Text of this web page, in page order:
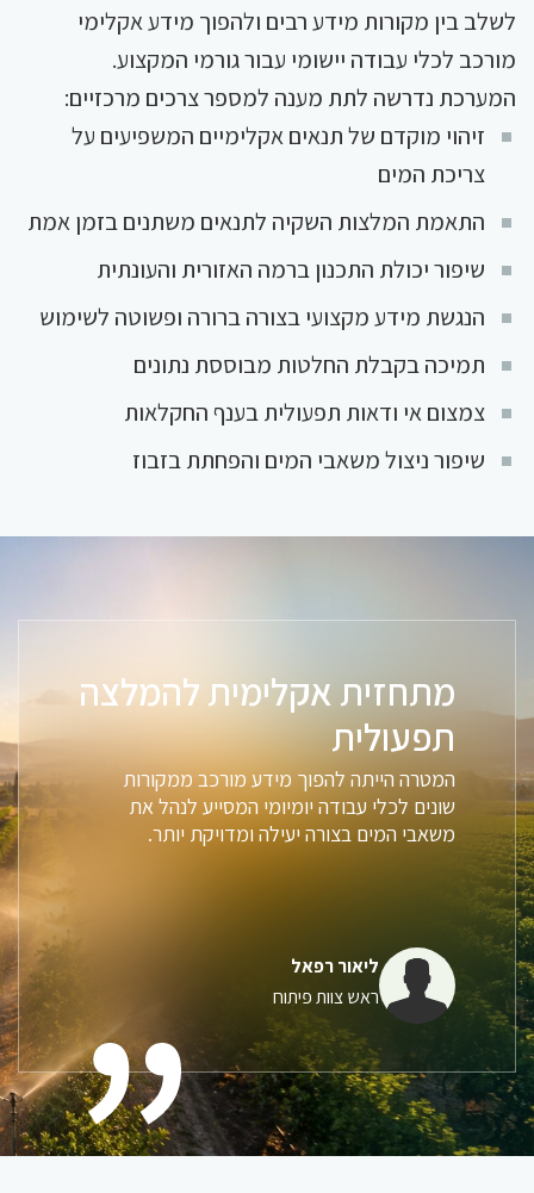
לשלב בין מקורות מידע רבים ולהפוך מידע אקלימי
מורכב לכלי עבודה יישומי עבור גורמי המקצוע.
המערכת נדרשה לתת מענה למספר צרכים מרכזיים:
זיהוי מוקדם של תנאים אקלימיים המשפיעים על
צריכת המים
התאמת המלצות השקיה לתנאים משתנים בזמן אמת
שיפור יכולת התכנון ברמה האזורית והעונתית
הנגשת מידע מקצועי בצורה ברורה ופשוטה לשימוש
תמיכה בקבלת החלטות מבוססת נתונים
צמצום אי ודאות תפעולית בענף החקלאות
שיפור ניצול משאבי המים והפחתת בזבוז
מתחזית אקלימית להמלצה
תפעולית
המטרה הייתה להפוך מידע מורכב ממקורות
שונים לכלי עבודה יומיומי המסייע לנהל את
משאבי המים בצורה יעילה ומדויקת יותר.
ליאור רפאל
ראש צוות פיתוח